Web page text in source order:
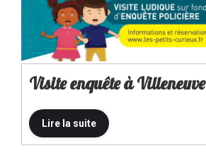
Visite enquête à Villeneuve